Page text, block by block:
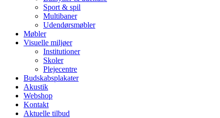
Sport & spil
Multibaner
Udendørsmøbler
Møbler
Visuelle miljøer
Institutioner
Skoler
Plejecentre
Budskabsplakater
Akustik
Webshop
Kontakt
Aktuelle tilbud